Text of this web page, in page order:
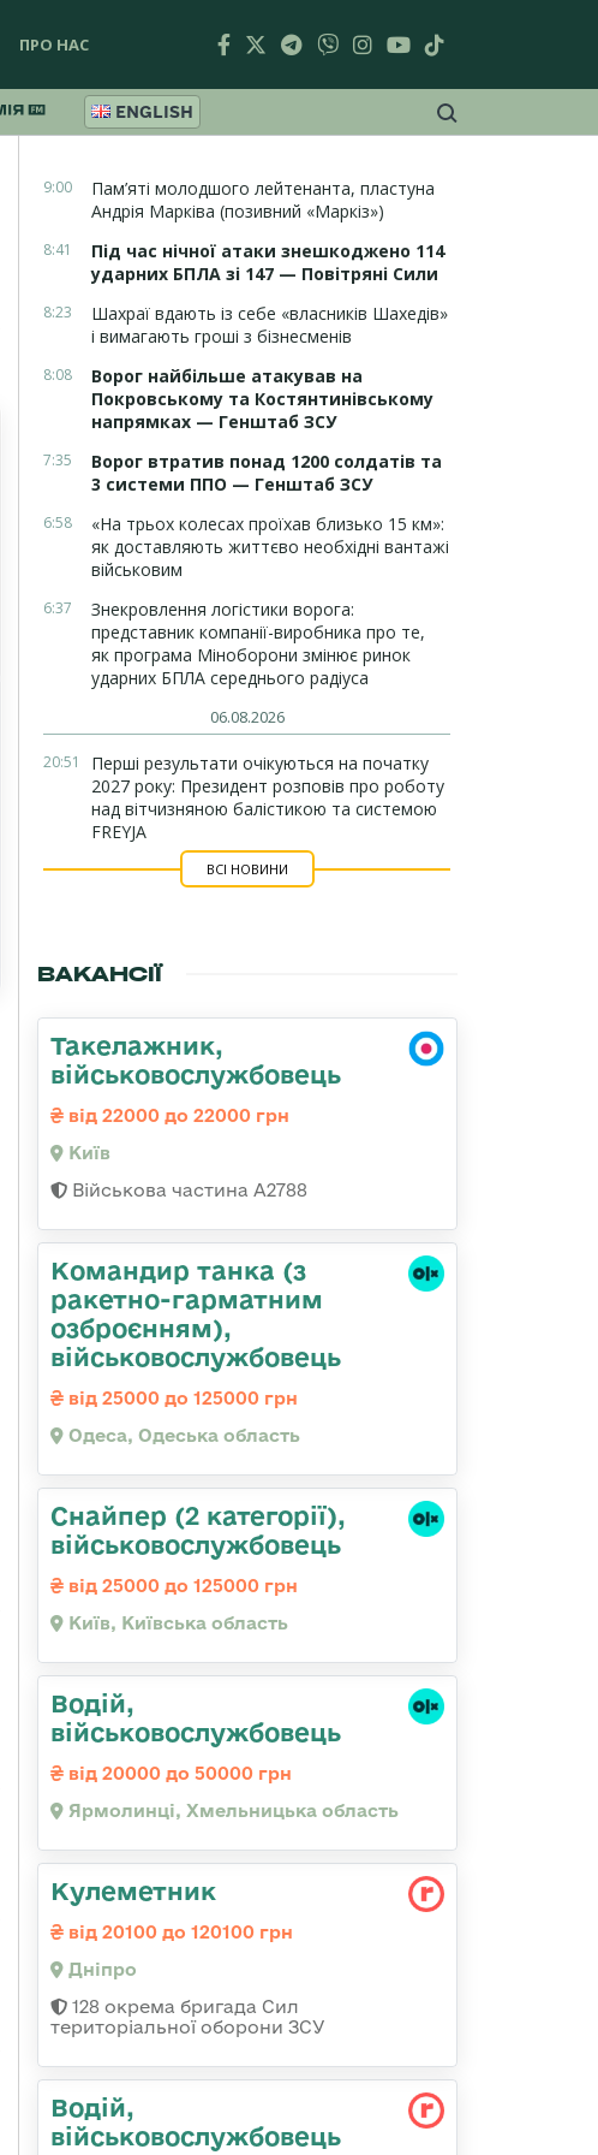
ПРО НАС
ENGLISH
9:00
Пам’яті молодшого лейтенанта, пластуна
Андрія Марківа (позивний «Маркіз»)
8:41
Під час нічної атаки знешкоджено 114
ударних БПЛА зі 147 — Повітряні Сили
8:23
Шахраї вдають із себе «власників Шахедів»
і вимагають гроші з бізнесменів
8:08
Ворог найбільше атакував на
Покровському та Костянтинівському
напрямках — Генштаб ЗСУ
7:35
Ворог втратив понад 1200 солдатів та
3 системи ППО — Генштаб ЗСУ
6:58
«На трьох колесах проїхав близько 15 км»:
як доставляють життєво необхідні вантажі
військовим
6:37
Знекровлення логістики ворога:
представник компанії-виробника про те,
як програма Міноборони змінює ринок
ударних БПЛА середнього радіуса
06.08.2026
20:51
Перші результати очікуються на початку
2027 року: Президент розповів про роботу
над вітчизняною балістикою та системою
FREYJA
ВСІ НОВИНИ
ВАКАНСІЇ
Такелажник,
військовослужбовець
від 22000 до 22000 грн
Київ
Військова частина А2788
Командиp танка (з
pакетно-гарматним
озброєнням),
військовослужбовець
від 25000 до 125000 грн
Одеса, Одеська область
Снайпер (2 категорії),
військовослужбовець
від 25000 до 125000 грн
Київ, Київська область
Водій,
військовослужбовець
від 20000 до 50000 грн
Ярмолинці, Хмельницька область
Кулеметник
від 20100 до 120100 грн
Дніпро
128 окрема бригада Сил
територіальної оборони ЗСУ
Водій,
військовослужбовець